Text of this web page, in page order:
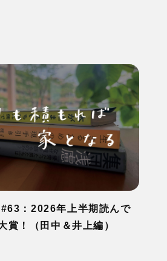
#63：2026年上半期読んで
賞！（田中＆井上編）